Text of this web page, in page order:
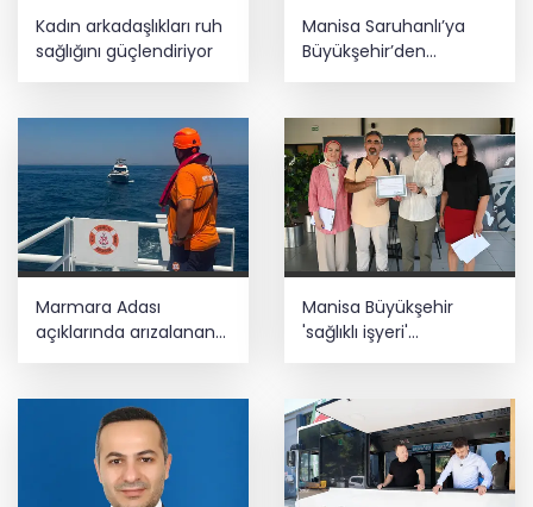
MGK bugün toplanıyor... Gündem
'Terörsüz Türkiye'
ediyor... Hudutlarda 490 kişi yakalandı
Kadın arkadaşlıkları ruh
sağlığını güçlendiriyor
Manisa Saruhanlı’ya
Büyükşehir’den
Marmara Adası
açıklarında arızalanan
Manisa Büyükşehir
'sağlıklı işyeri'